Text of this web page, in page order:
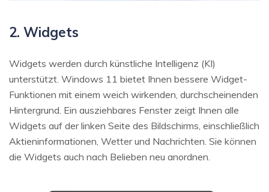
2. Widgets
Widgets werden durch künstliche Intelligenz (KI)
unterstützt. Windows 11 bietet Ihnen bessere Widget-
Funktionen mit einem weich wirkenden, durchscheinenden
Hintergrund. Ein ausziehbares Fenster zeigt Ihnen alle
Widgets auf der linken Seite des Bildschirms, einschließlich
Aktieninformationen, Wetter und Nachrichten. Sie können
die Widgets auch nach Belieben neu anordnen.